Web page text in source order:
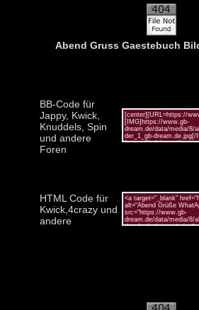
Abend Gruss Gaestebuch
BB-Code für
Jappy, Kwick,
Knuddels, Spin
und andere
Foren
HTML Code für
Kwick,4crazy und
andere